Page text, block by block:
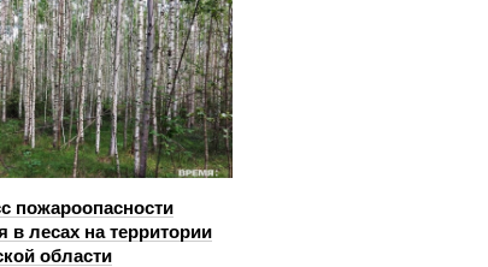
пожароопасности
в лесах на территории
области